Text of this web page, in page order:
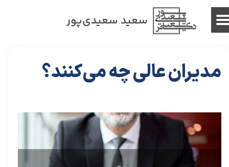
سعید سعیدی‌پور
مدیران عالی چه می‌کنند؟